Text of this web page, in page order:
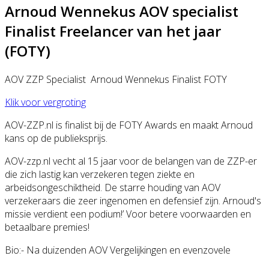
Arnoud Wennekus AOV specialist
Finalist Freelancer van het jaar
(FOTY)
AOV ZZP Specialist Arnoud Wennekus Finalist FOTY
Klik voor vergroting
AOV-ZZP.nl is finalist bij de FOTY Awards en maakt Arnoud
kans op de publieksprijs.
AOV-zzp.nl vecht al 15 jaar voor de belangen van de ZZP-er
die zich lastig kan verzekeren tegen ziekte en
arbeidsongeschiktheid. De starre houding van AOV
verzekeraars die zeer ingenomen en defensief zijn. Arnoud's
missie verdient een podium!’ Voor betere voorwaarden en
betaalbare premies!
Bio:- Na duizenden AOV Vergelijkingen en evenzovele